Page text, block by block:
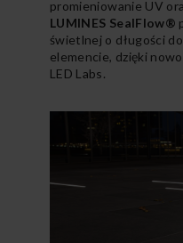
promieniowanie UV
LUMINES SealFlow®
świetlnej o długości
elemencie, dzięki
LED Labs.